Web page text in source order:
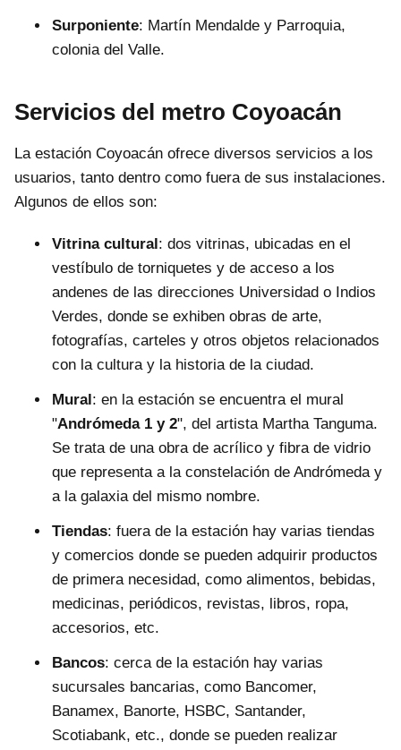
Surponiente: Martín Mendalde y Parroquia,
colonia del Valle.
Servicios del metro Coyoacán
La estación Coyoacán ofrece diversos servicios a los
usuarios, tanto dentro como fuera de sus instalaciones.
Algunos de ellos son:
Vitrina cultural: dos vitrinas, ubicadas en el
vestíbulo de torniquetes y de acceso a los
andenes de las direcciones Universidad o Indios
Verdes, donde se exhiben obras de arte,
fotografías, carteles y otros objetos relacionados
con la cultura y la historia de la ciudad.
Mural: en la estación se encuentra el mural
"Andrómeda 1 y 2", del artista Martha Tanguma.
Se trata de una obra de acrílico y fibra de vidrio
que representa a la constelación de Andrómeda y
a la galaxia del mismo nombre.
Tiendas: fuera de la estación hay varias tiendas
y comercios donde se pueden adquirir productos
de primera necesidad, como alimentos, bebidas,
medicinas, periódicos, revistas, libros, ropa,
accesorios, etc.
Bancos: cerca de la estación hay varias
sucursales bancarias, como Bancomer,
Banamex, Banorte, HSBC, Santander,
Scotiabank, etc., donde se pueden realizar